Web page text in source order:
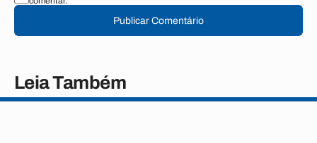
Publicar Comentário
Leia Também